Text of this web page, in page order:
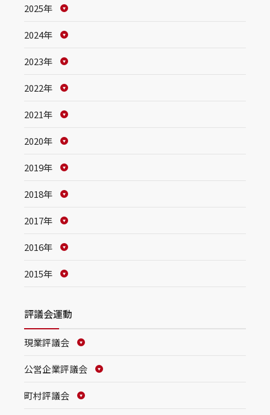
2025年
2024年
2023年
2022年
2021年
2020年
2019年
2018年
2017年
2016年
2015年
評議会運動
現業評議会
公営企業評議会
町村評議会